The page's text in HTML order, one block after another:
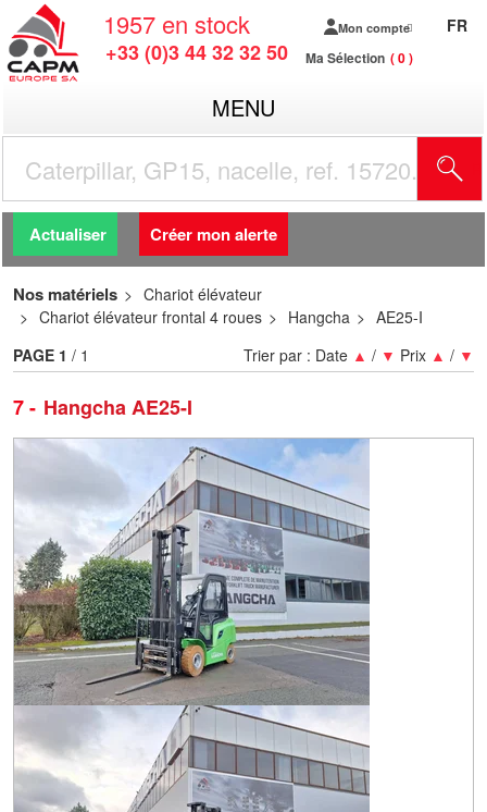
1957 en stock
+33 (0)3 44 32 32 50
Mon compte
Ma Sélection 0
FR
MENU
Actualiser Créer mon alerte
Nos matériels
Chariot élévateur
Chariot élévateur frontal 4 roues
Hangcha AE25-I
7 Hangcha AE25-I
Trier par : Date ▲ / ▼ Prix ▲ / ▼
PAGE 1 / 1